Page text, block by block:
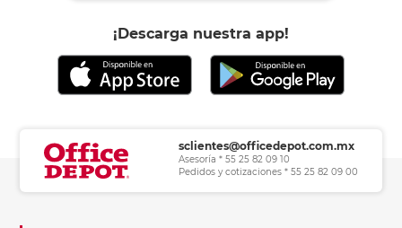
¡Descarga nuestra app!
sclientes@officedepot.com.mx
Asesoría * 55 25 82 09 10
Pedidos y cotizaciones * 55 25 82 09 00